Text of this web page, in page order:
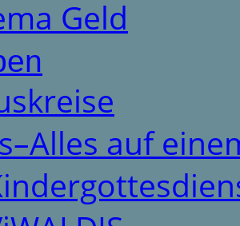
Geld
auf